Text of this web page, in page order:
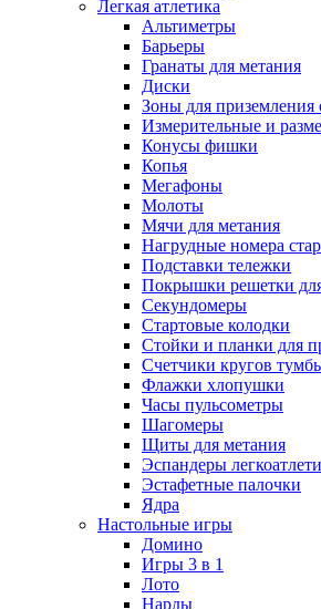
Легкая атлетика
Альтиметры
Барьеры
Гранаты для метания
Диски
Зоны для приземления
Измерительные и
Конусы фишки
Копья
Мегафоны
Молоты
Мячи для метания
Нагрудные номера
Подставки тележки
Покрышки решетки
Секундомеры
Стартовые колодки
Стойки и планки для
Счетчики кругов
Флажки хлопушки
Часы пульсометры
Шагомеры
Щиты для метания
Эспандеры
Эстафетные палочки
Ядра
Настольные игры
Домино
Игры 3 в 1
Лото
Нарды